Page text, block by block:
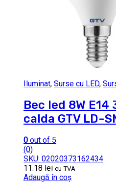
Iluminat, Surse cu LED,
Bec led 8W
calda GTV LD-
0 out of 5
(0)
SKU: 02020373162434
11.18 lei cu TVA
Adaugă în coș